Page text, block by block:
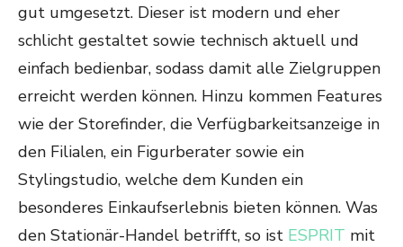
gut umgesetzt. Dieser ist modern und eher
schlicht gestaltet sowie technisch aktuell und
einfach bedienbar, sodass damit alle Zielgruppen
erreicht werden können. Hinzu kommen Features
wie der Storefinder, die Verfügbarkeitsanzeige in
den Filialen, ein Figurberater sowie ein
Stylingstudio, welche dem Kunden ein
besonderes Einkaufserlebnis bieten können. Was
den Stationär-Handel betrifft, so ist ESPRIT mit